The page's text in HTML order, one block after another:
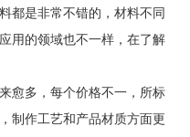
都是非常不错的，材料不同
用的领域也不一样，在了解
愈多，每个价格不一，所标
制作工艺和产品材质方面更